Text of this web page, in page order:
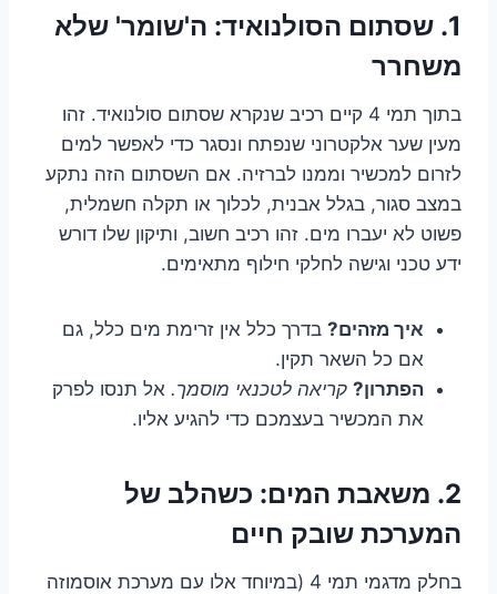
1. שסתום הסולנואיד: ה'שומר' שלא
משחרר
בתוך תמי 4 קיים רכיב שנקרא שסתום סולנואיד. זהו
מעין שער אלקטרוני שנפתח ונסגר כדי לאפשר למים
לזרום למכשיר וממנו לברזיה. אם השסתום הזה נתקע
במצב סגור, בגלל אבנית, לכלוך או תקלה חשמלית,
פשוט לא יעברו מים. זהו רכיב חשוב, ותיקון שלו דורש
ידע טכני וגישה לחלקי חילוף מתאימים.
איך מזהים? בדרך כלל אין זרימת מים כלל, גם
אם כל השאר תקין.
הפתרון? קריאה לטכנאי מוסמך. אל תנסו לפרק
את המכשיר בעצמכם כדי להגיע אליו.
2. משאבת המים: כשהלב של
המערכת שובק חיים
בחלק מדגמי תמי 4 (במיוחד אלו עם מערכת אוסמוזה